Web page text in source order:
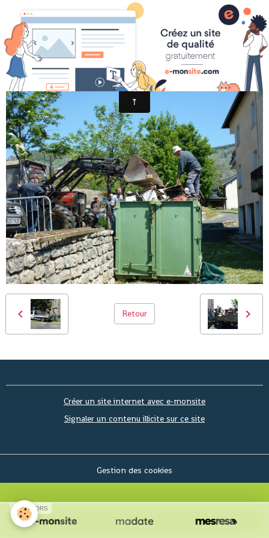
24-CA DÉBORDE, FAUT TASSER!
Retour
Créer un site internet avec e-monsite
Signaler un contenu illicite sur ce site
Gestion des cookies
SPONSORS